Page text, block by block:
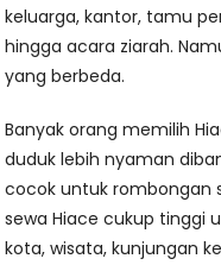
keluarga, kantor, tamu
hingga acara ziarah.
yang berbeda.
Banyak orang memilih
duduk lebih nyaman
cocok untuk rombongan
sewa Hiace cukup tinggi
kota, wisata, kunjungan